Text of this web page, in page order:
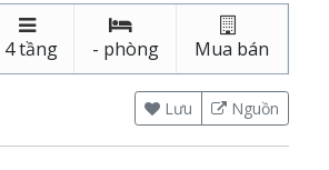
4 tầng - phòng Mua bán
Lưu Nguồn